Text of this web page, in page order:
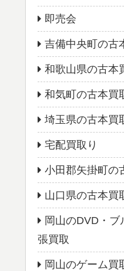
即売会
吉備中央町の古
和歌山県の古本
和気町の古本買
埼玉県の古本買
宅配買取り
小田郡矢掛町の
山口県の古本買
岡山のDVD・ブ
張買取
岡山のゲーム買